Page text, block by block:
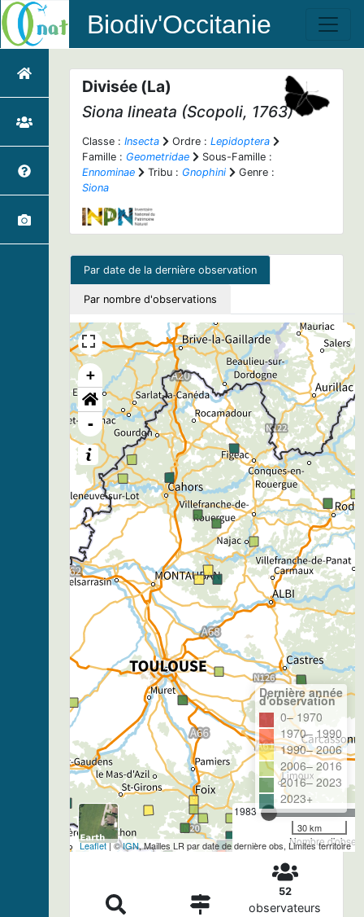
Biodiv'Occitanie
Divisée (La)
Siona lineata (Scopoli, 1763)
Classe : Insecta Ordre : Lepidoptera
Famille : Geometridae
Sous-Famille :
Ennominae
Tribu : Gnophini
Genre :
Siona
Par date de la dernière observation
Par nombre d'observations
+
-
1983
Nombre
Dernière année
d'observation
0– 1970
1970– 1990
1990– 2006
2006– 2016
2016– 2023
2023+
30 km
Leaflet| ©IGN, Mailles LR par date de dernière obs, Limites territoire
52
observateurs